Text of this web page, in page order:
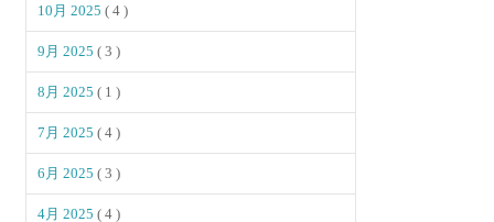
10月 2025( 4 )
9月 2025( 3 )
8月 2025( 1 )
7月 2025( 4 )
6月 2025( 3 )
4月 2025( 4 )